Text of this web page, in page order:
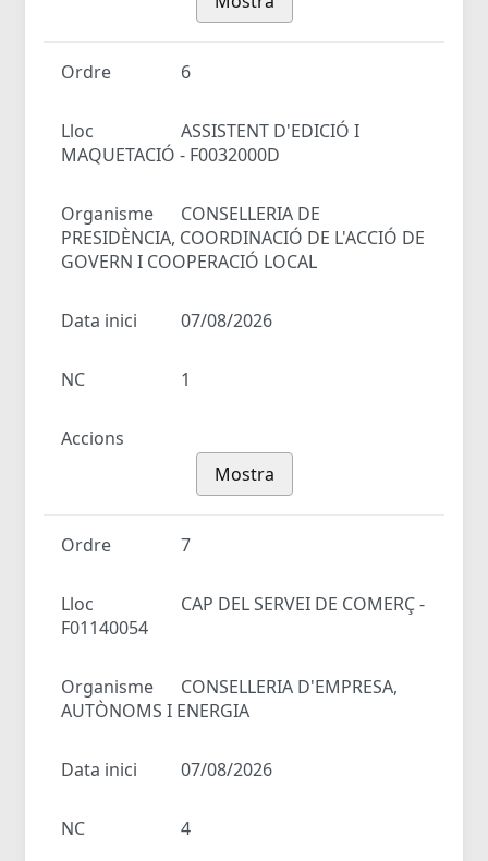
Ordre 6
Lloc
ASSISTENT D'EDICIÓ I
MAQUETACIÓ - F0032000D
Organisme
CONSELLERIA DE
PRESIDÈNCIA, COORDINACIÓ DE L'ACCIÓ DE
GOVERN I COOPERACIÓ LOCAL
Data inici 07/08/2026
NC 1
Accions
Mostra
Ordre 7
Lloc
CAP DEL SERVEI DE COMERÇ -
F01140054
Organisme
CONSELLERIA D'EMPRESA,
AUTÒNOMS I ENERGIA
Data inici 07/08/2026
NC 4